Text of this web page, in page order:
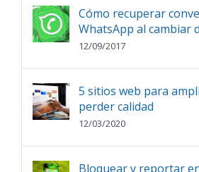
Cómo recuperar
WhatsApp al cambiar
12/09/2017
5 sitios web para
perder calidad
12/03/2020
Bloquear y reportar